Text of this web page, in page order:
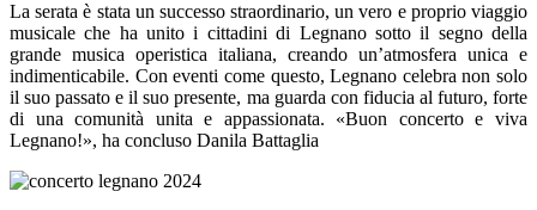
La serata è stata un successo straordinario, un vero e proprio viaggio
musicale che ha unito i cittadini di Legnano sotto il segno della
grande musica operistica italiana, creando un’atmosfera unica e
indimenticabile. Con eventi come questo, Legnano celebra non solo
il suo passato e il suo presente, ma guarda con fiducia al futuro, forte
di una comunità unita e appassionata. «Buon concerto e viva
Legnano!», ha concluso Danila Battaglia